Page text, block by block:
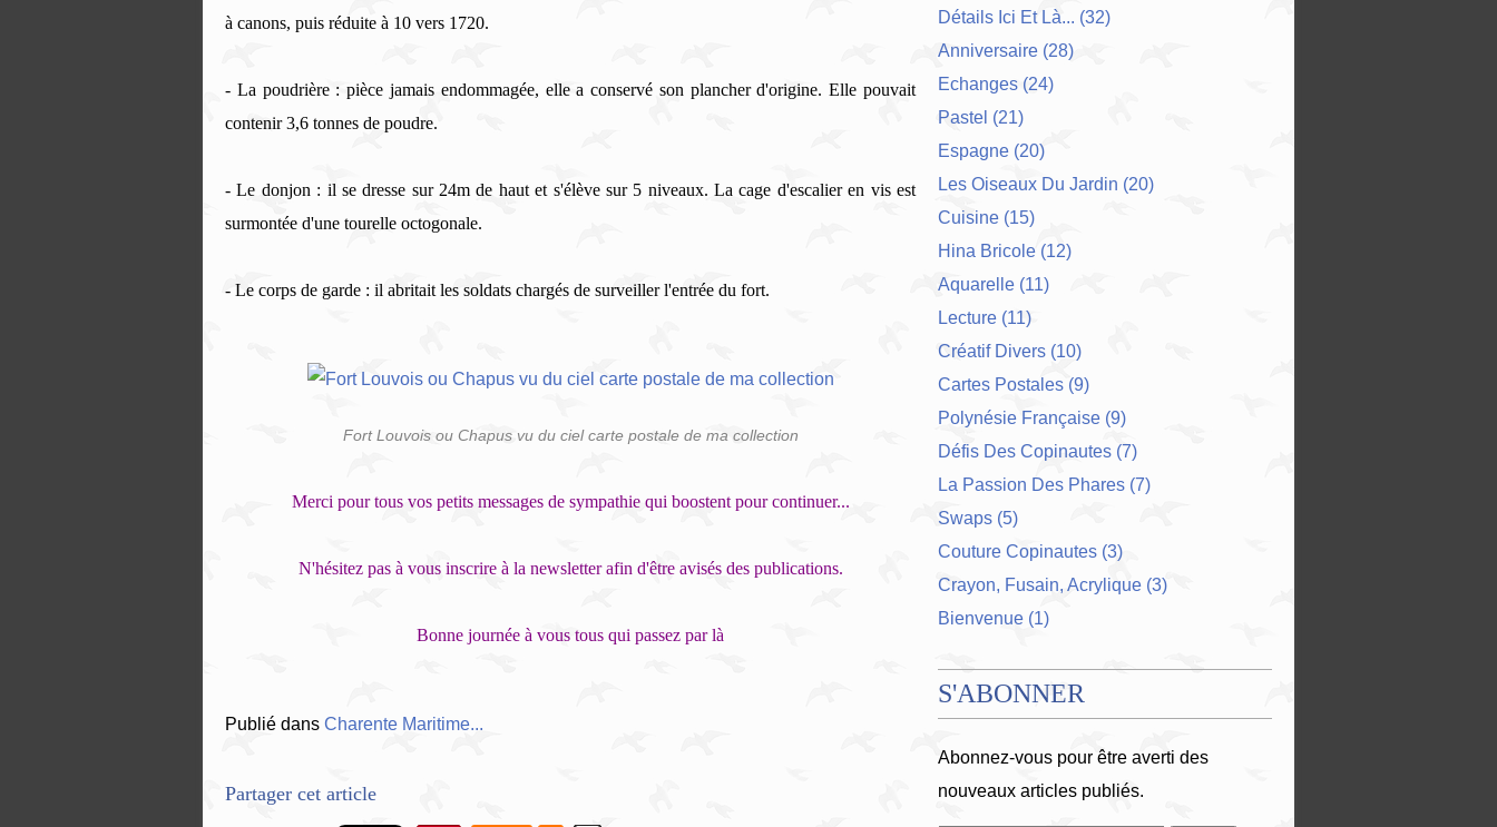
à canons, puis réduite à 10 vers 1720.
- La poudrière : pièce jamais endommagée, elle a conservé son plancher d'origine. Elle pouvait
contenir 3,6 tonnes de poudre.
- Le donjon : il se dresse sur 24m de haut et s'élève sur 5 niveaux. La cage d'escalier en vis est
surmontée d'une tourelle octogonale.
- Le corps de garde : il abritait les soldats chargés de surveiller l'entrée du fort.
Fort Louvois ou Chapus vu du ciel carte postale de ma collection
Merci pour tous vos petits messages de sympathie qui boostent pour continuer...
N'hésitez pas à vous inscrire à la newsletter afin d'être avisés des publications.
Bonne journée à vous tous qui passez par là
Publié dans Charente Maritime...
Partager cet article
Détails Ici Et Là... (32)
Anniversaire (28)
Echanges (24)
Pastel (21)
Espagne (20)
Les Oiseaux Du Jardin (20)
Cuisine (15)
Hina Bricole (12)
Aquarelle (11)
Lecture (11)
Créatif Divers (10)
Cartes Postales (9)
Polynésie Française (9)
Défis Des Copinautes (7)
La Passion Des Phares (7)
Swaps (5)
Couture Copinautes (3)
Crayon, Fusain, Acrylique (3)
Bienvenue (1)
S'ABONNER
Abonnez-vous pour être averti des
nouveaux articles publiés.